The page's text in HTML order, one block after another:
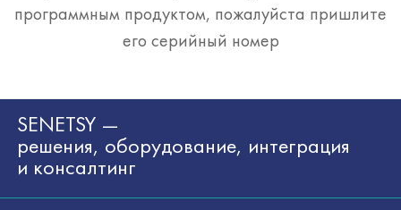
программным продуктом, пожалуйста пришлите
его серийный номер
SENETSY —
решения, оборудование, интеграция
и консалтинг